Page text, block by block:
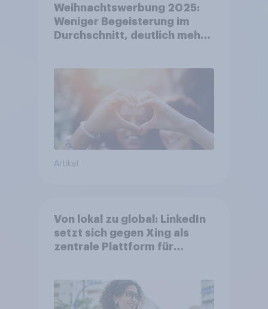
Weihnachtswerbung 2025:
Weniger Begeisterung im
Durchschnitt, deutlich mehr
Artikel
Von lokal zu global: LinkedIn
setzt sich gegen Xing als
zentrale Plattform für